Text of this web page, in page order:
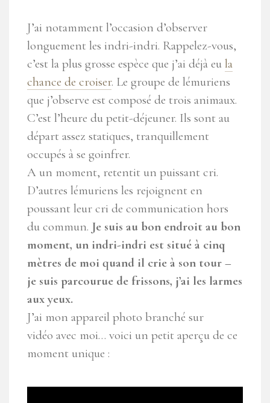
J’ai notamment l’occasion d’observer
longuement les indri-indri. Rappelez-vous,
c’est la plus grosse espèce que j’ai déjà eu la
chance de croiser. Le groupe de lémuriens
que j’observe est composé de trois animaux.
C’est l’heure du petit-déjeuner. Ils sont au
départ assez statiques, tranquillement
occupés à se goinfrer.
A un moment, retentit un puissant cri.
D’autres lémuriens les rejoignent en
poussant leur cri de communication hors
du commun. Je suis au bon endroit au bon
moment, un indri-indri est situé à cinq
mètres de moi quand il crie à son tour –
je suis parcourue de frissons, j’ai les larmes
aux yeux.
J’ai mon appareil photo branché sur
vidéo avec moi… voici un petit aperçu de ce
moment unique :